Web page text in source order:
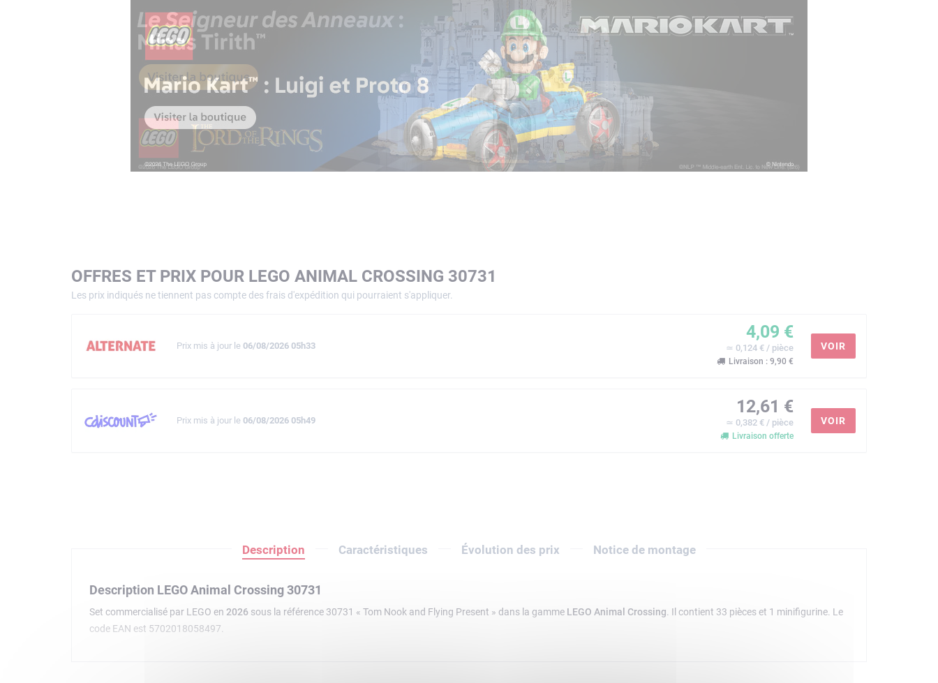
OFFRES ET PRIX POUR LEGO ANIMAL CROSSING 30731
Les prix indiqués ne tiennent pas compte des frais d'expédition qui pourraient s'appliquer.
Prix mis à jour le 06/08/2026 05h33
4,09 €
≃ 0,124 € / pièce
Livraison : 9,90 €
VOIR
Prix mis à jour le 06/08/2026 05h49
12,61 €
≃ 0,382 € / pièce
Livraison offerte
VOIR
Description Caractéristiques Évolution des prix Notice de montage
Description LEGO Animal Crossing 30731
Set commercialisé par LEGO en 2026 sous la référence 30731 « Tom Nook and Flying Present » dans la gamme LEGO Animal Crossing. Il contient 33 pièces et 1 minifigurine. Le
code EAN est 5702018058497.